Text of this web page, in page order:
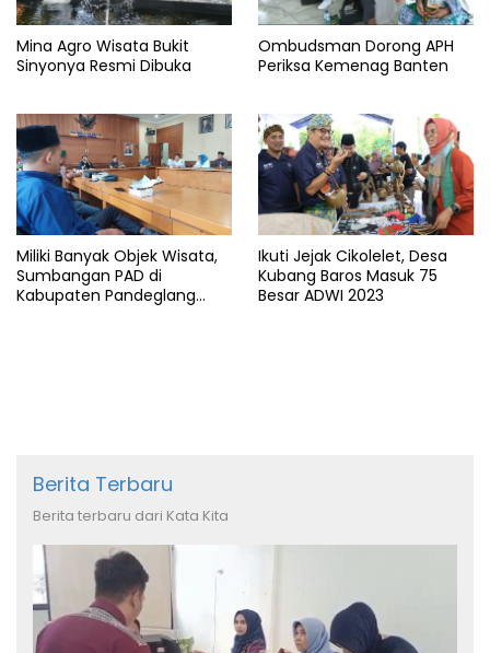
Mina Agro Wisata Bukit
Sinyonya Resmi Dibuka
Ombudsman Dorong APH
Periksa Kemenag Banten
Miliki Banyak Objek Wisata,
Sumbangan PAD di
Kabupaten Pandeglang
Ikuti Jejak Cikolelet, Desa
Kubang Baros Masuk 75
Besar ADWI 2023
Berita Terbaru
Berita terbaru dari Kata Kita